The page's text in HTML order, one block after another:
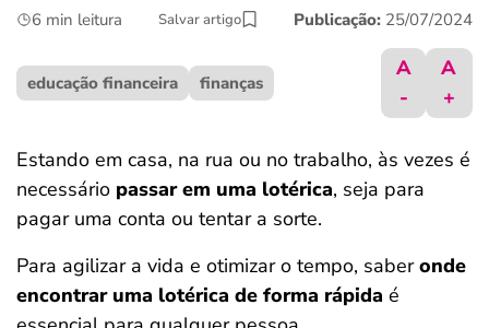
últimas notícias
ferramentas
6 min leitura Salvar artigo Publicação: 25/07/2024
educação financeira finanças
A
-
A
+
Estando em casa, na rua ou no trabalho, às vezes é
necessário passar em uma lotérica, seja para
pagar uma conta ou tentar a sorte.
Para agilizar a vida e otimizar o tempo, saberonde
encontrar uma lotérica de forma rápida é